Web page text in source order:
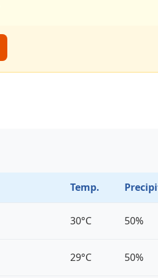
Temp.
30°C 50%
29°C 50%